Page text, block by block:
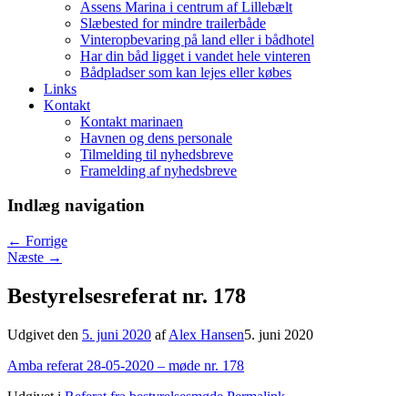
Assens Marina i centrum af Lillebælt
Slæbested for mindre trailerbåde
Vinteropbevaring på land eller i bådhotel
Har din båd ligget i vandet hele vinteren
Bådpladser som kan lejes eller købes
Links
Kontakt
Kontakt marinaen
Havnen og dens personale
Tilmelding til nyhedsbreve
Framelding af nyhedsbreve
Indlæg navigation
← Forrige
Næste →
Bestyrelsesreferat nr. 178
Udgivet den 5. juni 2020 afAlex Hansen5. juni 2020
Amba referat 28-05-2020 – møde nr. 178